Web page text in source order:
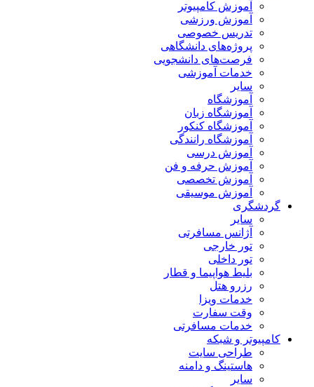
آموزش کامپیوتر
آموزش ورزشی
تدریس خصوصی
پروژه‌های دانشگاهی
فرصت‌های دانشجویی
خدمات آموزشی
سایر
آموزشگاه
آموزشگاه زبان
آموزشگاه کنکور
آموزشگاه رانندگی
آموزش درسی
آموزش حرفه و فن
آموزش تخصصی
آموزش موسیقی
گردشگری
سایر
آژانس مسافرتی
تور خارجی
تور داخلی
بلیط هواپیما و قطار
رزرو هتل
خدمات ویزا
وقت سفارت
خدمات مسافرتی
کامپیوتر و شبکه
طراحی سایت
هاستینگ و دامنه
سایر